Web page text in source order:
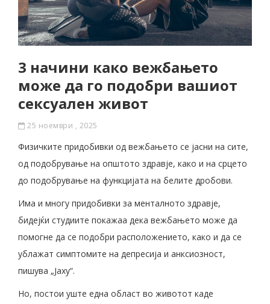
3 начини како вежбањето
може да го подобри вашиот
сексуален живот
25 ноември , 2025
Физичките придобивки од вежбањето се јасни на сите,
од подобрување на општото здравје, како и на срцето
до подобрување на функцијата на белите дробови.
Има и многу придобивки за менталното здравје,
бидејќи студиите покажаа дека вежбањето може да
помогне да се подобри расположението, како и да се
ублажат симптомите на депресија и анксиозност,
пишува „Јаху“.
Но, постои уште една област во животот каде